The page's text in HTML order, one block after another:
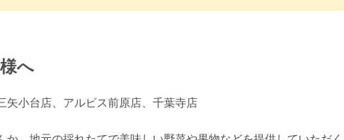
へ
小台店、アルビス前原店、千葉寺店